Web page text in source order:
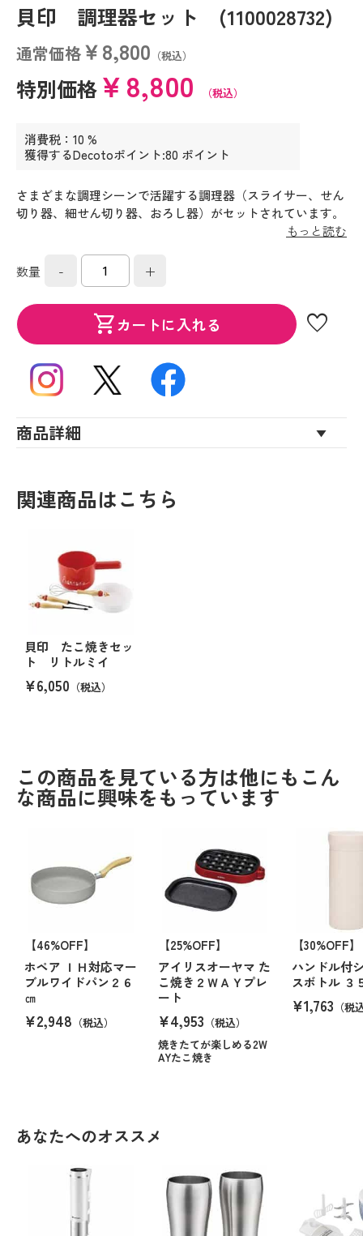
貝印 調理器セット (1100028732)
通常価格￥8,800 （税込）
特別価格￥8,800 （税込）
消費税：10 %
獲得するDecotoポイント:80 ポイント
さまざまな調理シーンで活躍する調理器（スライサー、せん
切り器、細せん切り器、おろし器）がセットされています。
独自の目立てによる鋭い切れ味を備えた４つの調理器で、す
す。握りやすく、手首の負担の少ない、角度をつけたハンド
ルです。フタとケースはそれぞれ受け皿として使えるので、
同時に２つの調理器を使用できます。安全に使用するための
指ガード、おろしに適度な水分を残す目皿付きです。
もっと読む
数量 - +
shopping_cartカートに入れる favorite
商品詳細
関連商品はこちら
貝印 たこ焼きセッ
ト リトルミイ
¥6,050 （税込）
この商品を見ている方は他にもこん
な商品に興味をもっています
【46%OFF】
ホペア ＩＨ対応マー
ブルワイドパン２６
㎝
¥2,948 （税込）
【25%OFF】
アイリスオーヤマ た
こ焼き２ＷＡＹプレ
ート
¥4,953 （税込）
焼きたてが楽しめる2W
AYたこ焼き
【30%OFF】
ハンドル付
スボトル ３
¥1,763 （税
あなたへのオススメ